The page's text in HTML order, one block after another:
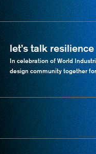
let’s talk resilience
In celebration of World
design community together